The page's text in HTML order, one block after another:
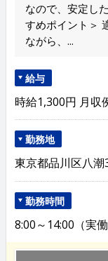
なので、安定し
すめポイント＞
ながら、...
給与
時給1,300円 月収
勤務地
東京都品川区八潮
勤務時間
8:00～14:00（実